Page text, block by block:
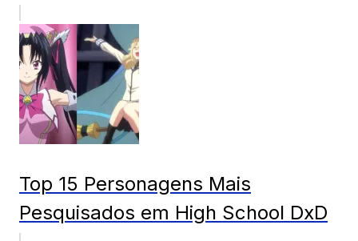
Top 15 Personagens Mais
Pesquisados em High School DxD